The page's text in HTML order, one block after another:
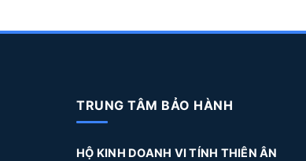
TRUNG TÂM BẢO HÀNH
HỘ KINH DOANH VI TÍNH THIÊN ÂN